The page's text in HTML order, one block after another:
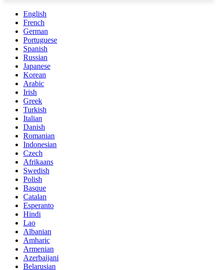
English
French
German
Portuguese
Spanish
Russian
Japanese
Korean
Arabic
Irish
Greek
Turkish
Italian
Danish
Romanian
Indonesian
Czech
Afrikaans
Swedish
Polish
Basque
Catalan
Esperanto
Hindi
Lao
Albanian
Amharic
Armenian
Azerbaijani
Belarusian